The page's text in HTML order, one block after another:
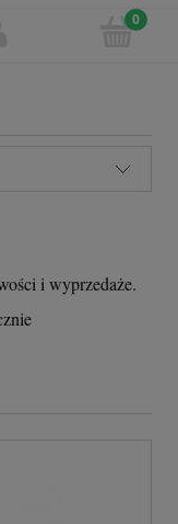
i wyprzedaże.